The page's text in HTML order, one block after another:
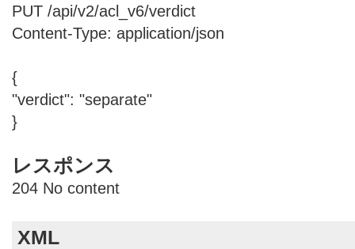
PUT /api/v2/acl_v6/verdict
Content-Type: application/json
{
"verdict": "separate"
}
レスポンス
204 No content
XML